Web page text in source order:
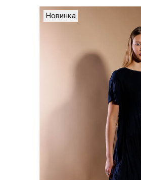
Новинка